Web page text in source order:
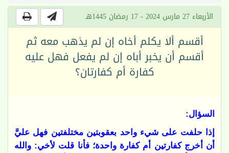
الأربعاء 27 مارس 2024 - 17 رمضان 1445هـ
أقسم ألا يكلم أخاه إن لم يذهب معه ثم
أقسم أن يخبر أباه إن لم يفعل فهل عليه
كفارة أم كفارتان؟
السؤال:
إذا حلفت على شيء واحد بعقوبتين مختلفتين فهل عليَّ
أن أخرج كفارتين أم كفارة واحدة؛ فأنا قلت لأخي: والله